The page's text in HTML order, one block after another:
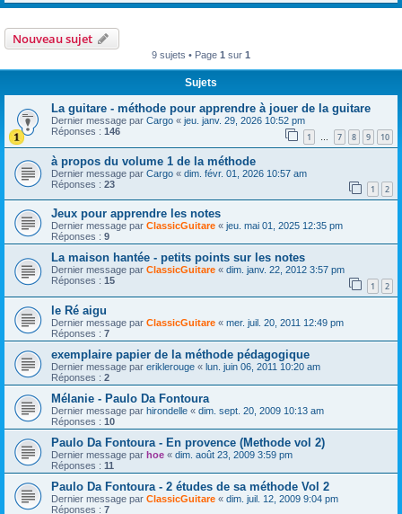
Nouveau sujet
9 sujets • Page 1 sur 1
Sujets
La guitare - méthode pour apprendre à jouer de la guitare
Dernier message par Cargo « jeu. janv. 29, 2026 10:52 pm
Réponses : 146 1 … 7 8 9 10
à propos du volume 1 de la méthode
Dernier message par Cargo « dim. févr. 01, 2026 10:57 am
Réponses : 23 1 2
Jeux pour apprendre les notes
Dernier message par ClassicGuitare « jeu. mai 01, 2025 12:35 pm
Réponses : 9
La maison hantée - petits points sur les notes
Dernier message par ClassicGuitare « dim. janv. 22, 2012 3:57 pm
Réponses : 15 1 2
le Ré aigu
Dernier message par ClassicGuitare « mer. juil. 20, 2011 12:49 pm
Réponses : 7
exemplaire papier de la méthode pédagogique
Dernier message par eriklerouge « lun. juin 06, 2011 10:20 am
Réponses : 2
Mélanie - Paulo Da Fontoura
Dernier message par hirondelle « dim. sept. 20, 2009 10:13 am
Réponses : 10
Paulo Da Fontoura - En provence (Methode vol 2)
Dernier message par hoe « dim. août 23, 2009 3:59 pm
Réponses : 11
Paulo Da Fontoura - 2 études de sa méthode Vol 2
Dernier message par ClassicGuitare « dim. juil. 12, 2009 9:04 pm
Réponses : 7